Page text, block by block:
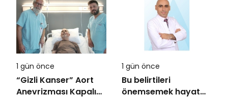
1 gün önce
“Gizli Kanser” Aort
Anevrizması Kapalı
1 gün önce
Bu belirtileri
önemsemek hayat